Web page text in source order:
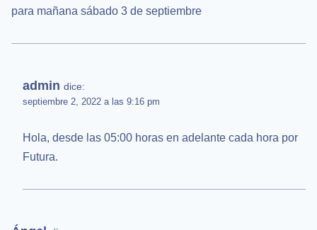
para mañana sábado 3 de septiembre
admin dice:
septiembre 2, 2022 a las 9:16 pm
Hola, desde las 05:00 horas en adelante cada hora por
Futura.